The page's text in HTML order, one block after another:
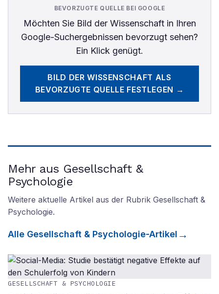
BEVORZUGTE QUELLE BEI GOOGLE
Möchten Sie Bild der Wissenschaftin Ihren
Google-Suchergebnissen bevorzugt sehen?
Ein Klick genügt.
BILD DER WISSENSCHAFT ALS
BEVORZUGTE QUELLE FESTLEGEN →
Mehr aus Gesellschaft &
Psychologie
Weitere aktuelle Artikel aus der Rubrik Gesellschaft &
Psychologie.
Alle Gesellschaft & Psychologie-Artikel
GESELLSCHAFT & PSYCHOLOGIE